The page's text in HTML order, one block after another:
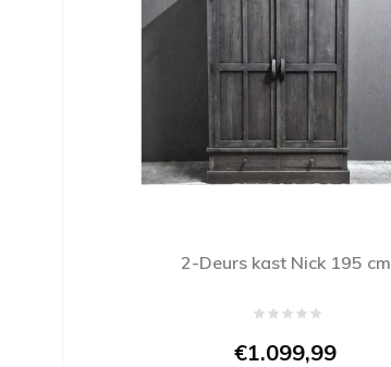
2-Deurs kast Nick 195 cm
€1.099,99